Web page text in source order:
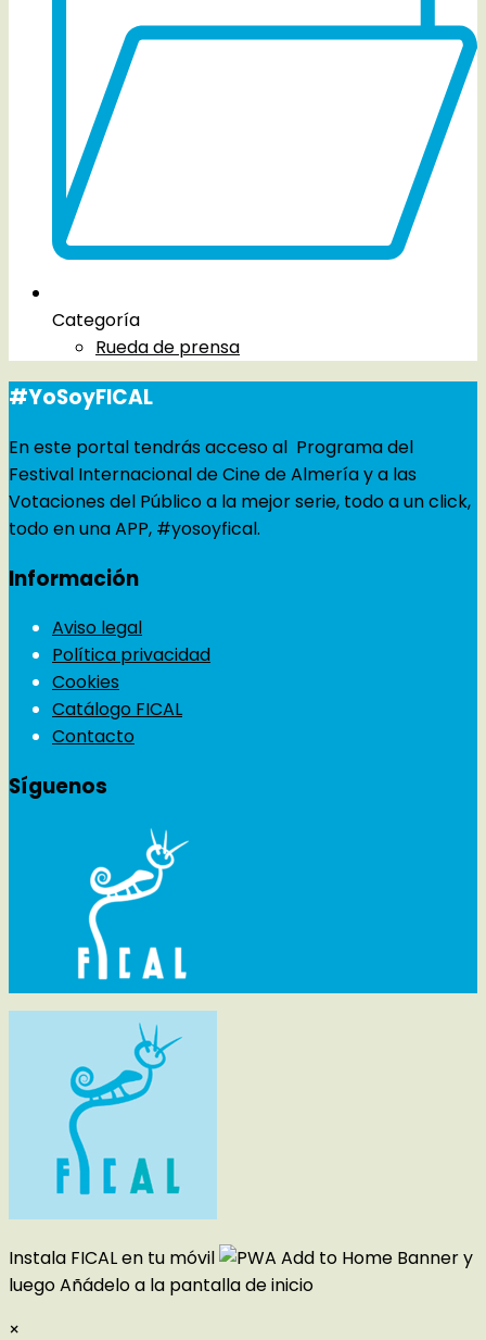
Categoría
Rueda de prensa
#YoSoyFICAL
En este portal tendrás acceso al Programa del
Festival Internacional de Cine de Almería y a las
Votaciones del Público a la mejor serie, todo a un click,
todo en una APP, #yosoyfical.
Información
Aviso legal
Política privacidad
Cookies
Catálogo FICAL
Contacto
Síguenos
Instala FICAL en tu móvil
y
luegoAñádelo a la pantalla de inicio
×